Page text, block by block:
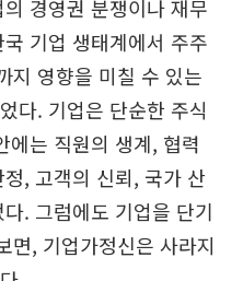
경영권 분쟁이나 재무
기업 생태계에서 주주
지 영향을 미칠 수 있는
다. 기업은 단순한 주식
에는 직원의 생계, 협력
, 고객의 신뢰, 국가 산
. 그럼에도 기업을 단기
면, 기업가정신은 사라지